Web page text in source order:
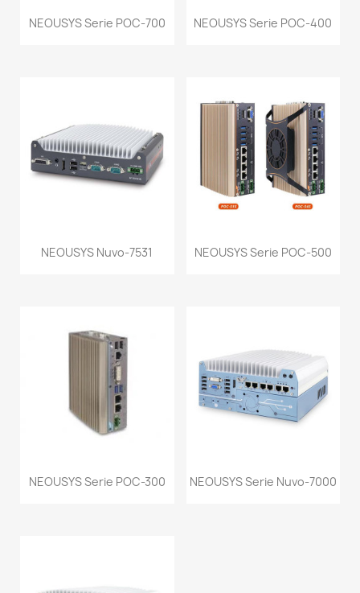
NEOUSYS Serie POC-700 NEOUSYS Serie POC-400
NEOUSYS Nuvo-7531 NEOUSYS Serie POC-500
NEOUSYS Serie POC-300 NEOUSYS Serie Nuvo-7000